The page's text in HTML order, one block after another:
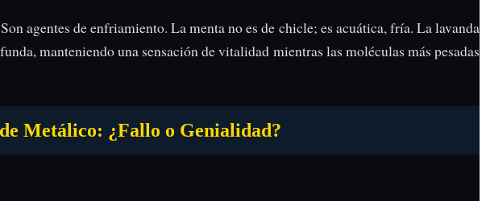
agentes de enfriamiento. La menta no es de chicle; es acuática, fría. La lavanda
manteniendo una sensación de vitalidad mientras las moléculas más pesadas
Metálico: ¿Fallo o Genialidad?